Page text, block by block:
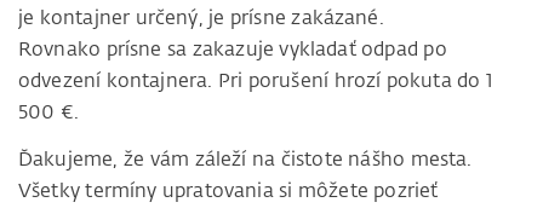
je kontajner určený, je prísne zakázané.
Rovnako prísne sa zakazuje vykladať odpad po
odvezení kontajnera. Pri porušení hrozí pokuta do 1
500 €.
Ďakujeme, že vám záleží na čistote nášho mesta.
Všetky termíny upratovania si môžete pozrieť